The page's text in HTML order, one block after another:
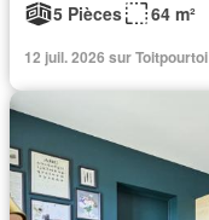
5 Pièces
64 m²
12 juil. 2026 sur Toitpourtoi